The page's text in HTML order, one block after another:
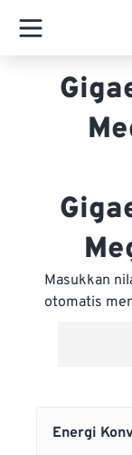
Masukkan
otomatis